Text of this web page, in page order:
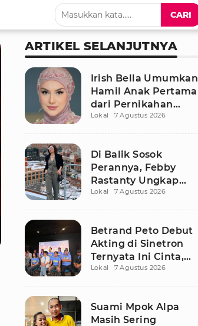
CARI
ARTIKEL SELANJUTNYA
Irish Bella Umumkan
Hamil Anak Pertama
dari Pernikahan
dengan Haldy Sabri
Lokal 7 Agustus 2026
Di Balik Sosok
Perannya, Febby
Rastanty Ungkap
Luka Masa Kecil yang
Lokal 7 Agustus 2026
Betrand Peto Debut
Akting di Sinetron
Ternyata Ini Cinta,
Ngaku Keluar dari
Lokal 7 Agustus 2026
Suami Mpok Alpa
Masih Sering